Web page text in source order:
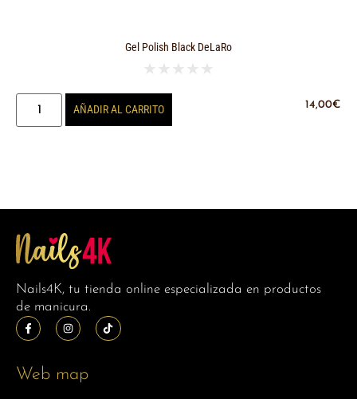
Gel Polish Black DeLaRo
★ ★ ★ ★ ★
14,00€
AÑADIR AL CARRITO
Nails4K, tu tienda online especializada en productos
de manicura.
Web map